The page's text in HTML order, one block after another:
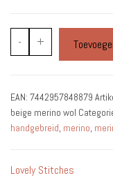
-
Gebreide
Babyslofjes
Beige
Merino
+
EAN: 7442957848879
beige merino wol
handgebreid merino
Lovely Stitches